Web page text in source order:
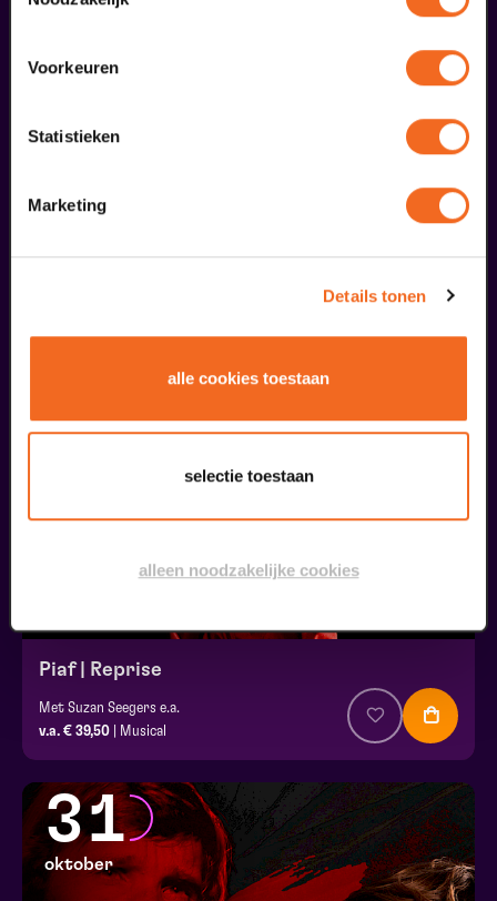
Voorkeuren
Statistieken
Marketing
Details tonen
alle cookies toestaan
selectie toestaan
alleen noodzakelijke cookies
€ 39,50
24
Piaf | Reprise
Met Suzan Seegers e.a.
v.a. € 39,50 | Musical
31
oktober